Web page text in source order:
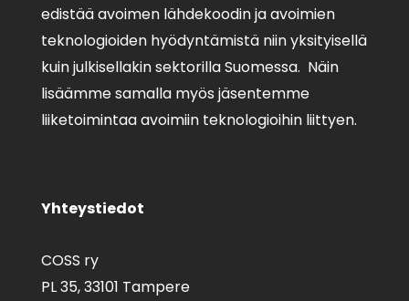
edistää avoimen lähdekoodin ja avoimien
teknologioiden hyödyntämistä niin yksityisellä
kuin julkisellakin sektorilla Suomessa. Näin
lisäämme samalla myös jäsentemme
liiketoimintaa avoimiin teknologioihin liittyen.
Yhteystiedot
COSS ry
PL 35,33101 Tampere